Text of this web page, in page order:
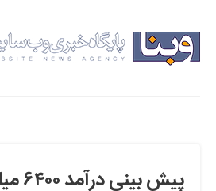
پیش بینی درآمد ۶۴۰۰ میلیاردی برای ICT / بازگشت ۵۰ درصد اعتبارات در لایحه بودجه ۹۸